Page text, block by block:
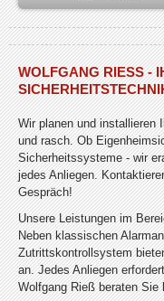
WOLFGANG RIESS -
Wir planen und installieren
und rasch. Ob
Sicherheitssysteme - wir
jedes Anliegen.
Gespräch!
Unsere Leistungen im
Neben klassischen
Zutrittskontrollsystem
an. Jedes Anliegen
Wolfgang Rieß beraten